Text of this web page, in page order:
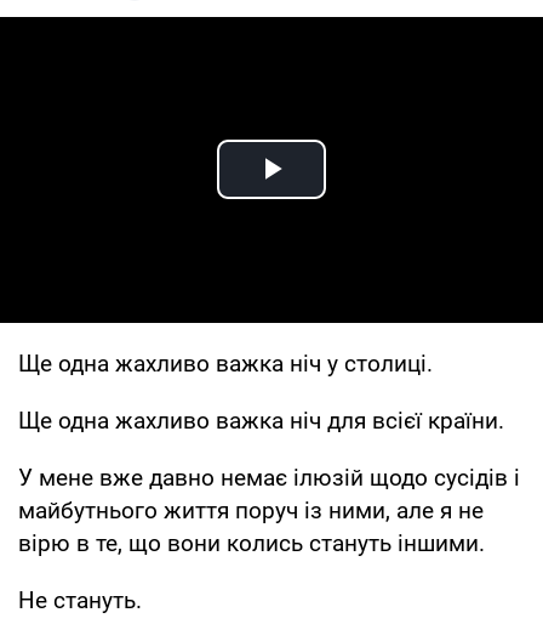
Play Video
Ще одна жахливо важка ніч у столиці.
Ще одна жахливо важка ніч для всієї країни.
У мене вже давно немає ілюзій щодо сусідів і
майбутнього життя поруч із ними, але я не
вірю в те, що вони колись стануть іншими.
Не стануть.